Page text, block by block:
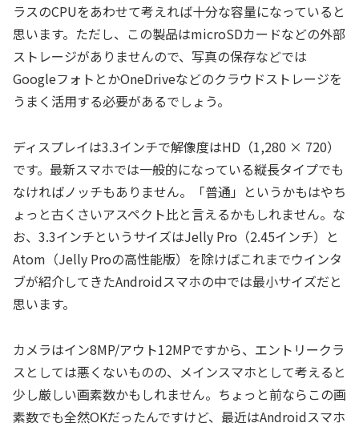
ラスのCPUをあわせて考えれば十分な容量になっていると
思います。ただし、この製品はmicroSDカードなどの外部
ストレージがありませんので、写真の保存などでは
GoogleフォトとかOneDriveなどのクラウドストレージを
うまく活用する必要があるでしょう。
ディスプレイは3.3インチで解像度はHD（1,280 × 720）
です。最新スマホでは一般的になっている縦長タイプでも
なければノッチもありません。「普通」というかもはやち
ょっと古くさいアスペクト比と言えるかもしれません。な
お、3.3インチというサイズはJelly Pro（2.45インチ）と
Atom（Jelly Proの高性能版）を除けばこれまでウインタ
ブが紹介してきたAndroidスマホの中では最小サイズだと
思います。
カメラはイン8MP/アウト12MPですから、エントリークラ
スとしては悪くないものの、メインスマホとして考えると
少し厳しい画素数かもしれません。ちょっと前ならこの画
素数でも全然OKだったんですけど、最近はAndroidスマホ